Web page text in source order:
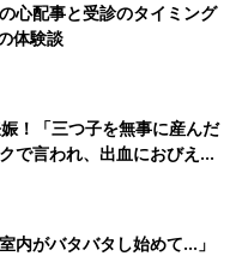
レ行って同様だったら
すが頑張りましょう🥺
♥1
心配事と受診のタイミング
体験談
！「三つ子を無事に産んだ
で言われ、出血におびえる
タビュー】
内がバタバタし始めて…」